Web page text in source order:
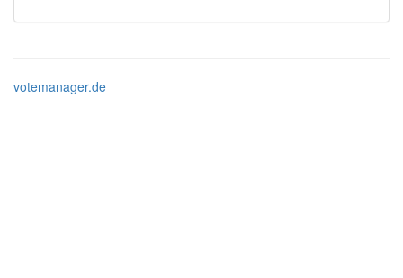
votemanager.de